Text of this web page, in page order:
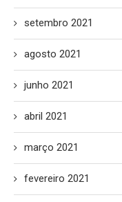
setembro 2021
agosto 2021
junho 2021
abril 2021
março 2021
fevereiro 2021